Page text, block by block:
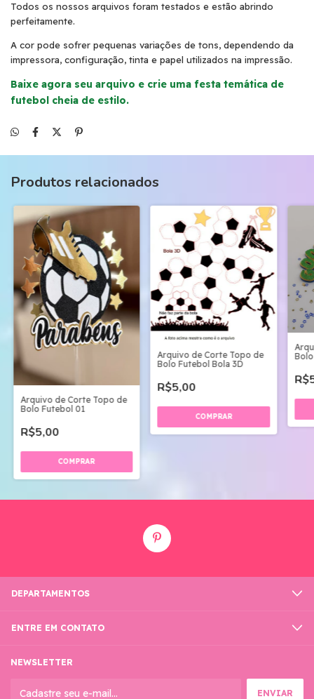
Todos os nossos arquivos foram testados e estão abrindo
perfeitamente.
A cor pode sofrer pequenas variações de tons, dependendo da
impressora, configuração, tinta e papel utilizados na impressão.
Baixe agora seu arquivo e crie uma festa temática de
futebol cheia de estilo.
Produtos relacionados
Arquivo de Corte Topo de
Bolo Futebol 01
R$5,00
Arquivo de Corte Topo de
Bolo Futebol Bola 3D
R$5,00
DEPARTAMENTOS
ENTRE EM CONTATO
NEWSLETTER